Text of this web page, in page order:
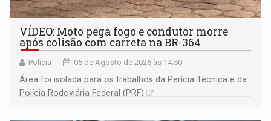
VÍDEO: Moto pega fogo e condutor morre
após colisão com carreta na BR-364
Polícia 05 de Agosto de 2026 às 14:50
Área foi isolada para os trabalhos da Perícia Técnica e da
Polícia Rodoviária Federal (PRF)